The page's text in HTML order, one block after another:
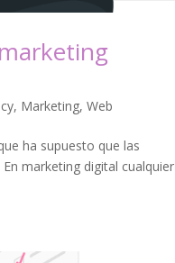
, Marketing,Web
ha supuesto que las
marketing digital cualquier